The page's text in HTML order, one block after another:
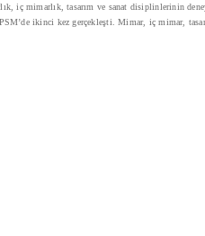
iç mimarlık, tasarım ve sanat disiplinlerinin
ikinci kez gerçekleşti. Mimar, iç mimar,